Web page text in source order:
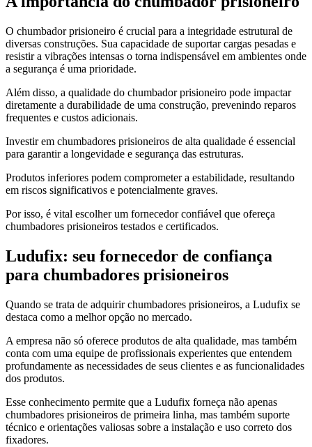
O chumbador prisioneiro é crucial para a integridade estrutural de
diversas construções. Sua capacidade de suportar cargas pesadas e
resistir a vibrações intensas o torna indispensável em ambientes onde
a segurança é uma prioridade.
Além disso, a qualidade do chumbador prisioneiro pode impactar
diretamente a durabilidade de uma construção, prevenindo reparos
frequentes e custos adicionais.
Investir em chumbadores prisioneiros de alta qualidade é essencial
para garantir a longevidade e segurança das estruturas.
Produtos inferiores podem comprometer a estabilidade, resultando
em riscos significativos e potencialmente graves.
Por isso, é vital escolher um fornecedor confiável que ofereça
chumbadores prisioneiros testados e certificados.
Ludufix: seu fornecedor de confiança
para chumbadores prisioneiros
Quando se trata de adquirir chumbadores prisioneiros, a Ludufix se
destaca como a melhor opção no mercado.
A empresa não só oferece produtos de alta qualidade, mas também
conta com uma equipe de profissionais experientes que entendem
profundamente as necessidades de seus clientes e as funcionalidades
dos produtos.
Esse conhecimento permite que a Ludufix forneça não apenas
chumbadores prisioneiros de primeira linha, mas também suporte
técnico e orientações valiosas sobre a instalação e uso correto dos
fixadores.